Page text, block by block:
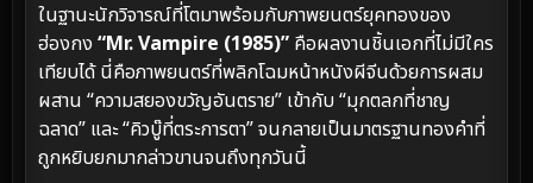
ในฐานะนักวิจารณ์ที่โตมาพร้อมกับภาพยนตร์ยุคทองของ
ฮ่องกง “Mr. Vampire (1985)” คือผลงานชิ้นเอกที่ไม่มีใคร
เทียบได้ นี่คือภาพยนตร์ที่พลิกโฉมหน้าหนังผีจีนด้วยการผสม
ผสาน “ความสยองขวัญอันตราย” เข้ากับ “มุกตลกที่ชาญ
ฉลาด” และ “คิวบู๊ที่ตระการตา” จนกลายเป็นมาตรฐานทองคำที่
ถูกหยิบยกมากล่าวขานจนถึงทุกวันนี้